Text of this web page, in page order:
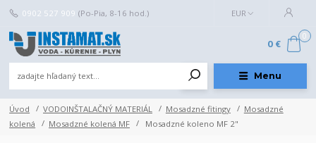
Menu
EUR
0902 527 909 (Po-Pia, 8-16 hod.)
0
0 €
Úvod VODOINŠTALAČNÝ MATERIÁL Mosadzné fitingy
Mosadzné
kolená
Mosadzné kolená MF Mosadzné koleno MF 2"